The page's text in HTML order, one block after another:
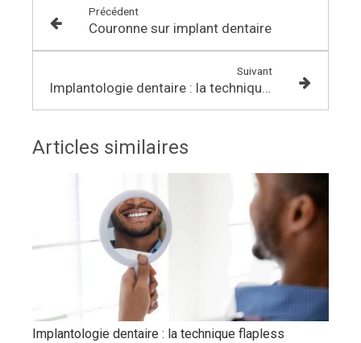
Précédent
Couronne sur implant dentaire
Suivant
Implantologie dentaire : la technique flapless
Articles similaires
Implantologie dentaire : la technique flapless